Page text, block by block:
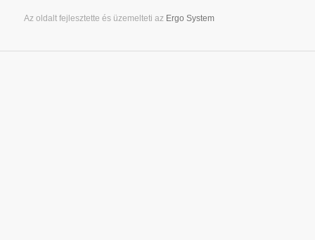
Az oldalt fejlesztette és üzemelteti az Ergo System